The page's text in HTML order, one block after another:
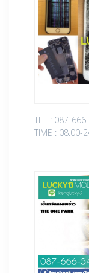
TEL : 087-
TIME : 08.00-